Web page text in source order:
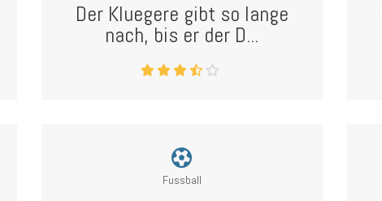
Der Kluegere gibt so lange
nach, bis er der D...
Fussball